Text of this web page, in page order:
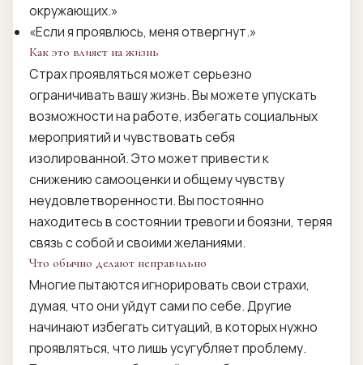
окружающих.»
«Если я проявлюсь, меня отвергнут.»
Как это влияет на жизнь
Страх проявляться может серьезно
ограничивать вашу жизнь. Вы можете упускать
возможности на работе, избегать социальных
мероприятий и чувствовать себя
изолированной. Это может привести к
снижению самооценки и общему чувству
неудовлетворенности. Вы постоянно
находитесь в состоянии тревоги и боязни, теряя
связь с собой и своими желаниями.
Что обычно делают неправильно
Многие пытаются игнорировать свои страхи,
думая, что они уйдут сами по себе. Другие
начинают избегать ситуаций, в которых нужно
проявляться, что лишь усугубляет проблему.